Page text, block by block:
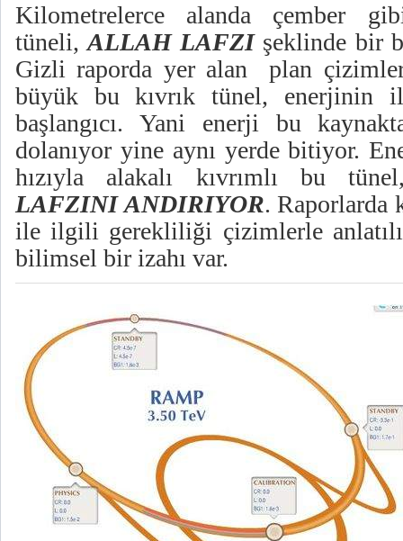
Kilometrelerce alanda çember
tüneli,ALLAH LAFZIşeklinde bir
Gizli raporda yer alan plan
büyük bu kıvrık tünel, enerjinin
başlangıcı. Yani enerji bu
dolanıyor yine aynı yerde bitiyor.
hızıyla alakalı kıvrımlı bu
LAFZINI ANDIRIYOR. Raporlarda
ile ilgili gerekliliği çizimlerle
bilimsel bir izahı var.